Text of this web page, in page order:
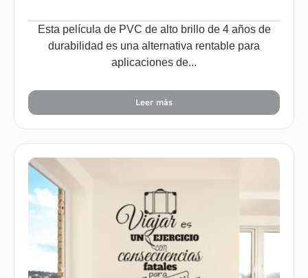
Esta película de PVC de alto brillo de 4 años de
durabilidad es una alternativa rentable para
aplicaciones de...
Leer más